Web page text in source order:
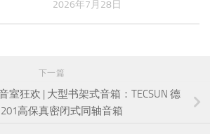
2026年7月28日
下一篇
室狂欢 | 大型书架式音箱：TECSUN 德
高保真密闭式同轴音箱